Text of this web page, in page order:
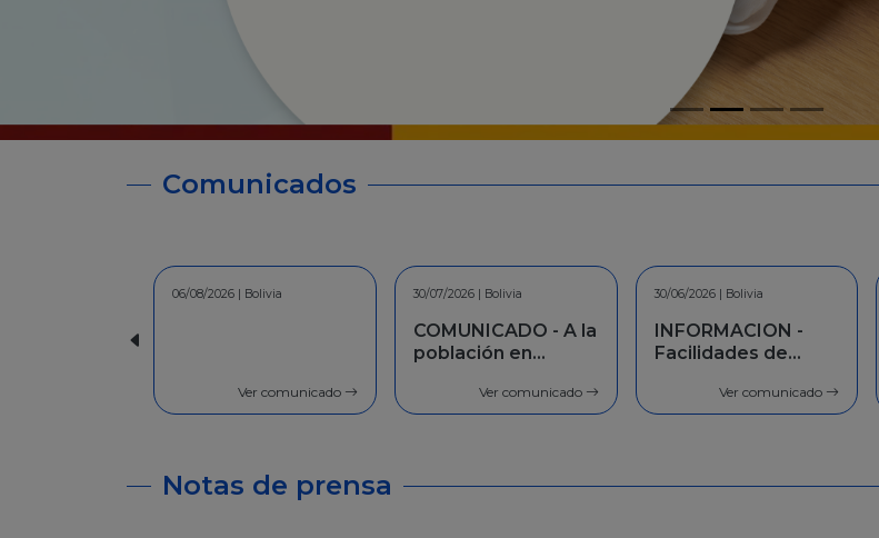
Comunicados
30/07/2026 | Bolivia
Ver comunicado
30/06/2026 | Bolivia
INFORMACION -
Facilidades de
Ver comunicado
06/08/2026 | Bolivia
Ver comunicado
Notas de prensa